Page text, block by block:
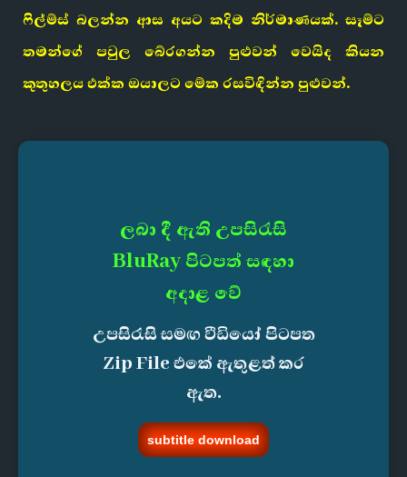
ෆිල්ම්ස් බලන්න ආස අයට කදිම නිර්මාණයක්. සෑම්ට
තමන්ගේ පවුල බේරගන්න පුළුවන් වෙයිද කියන
කුතුහලය එක්ක ඔයාලට මේක රසවිඳින්න පුළුවන්.
ලබා දී ඇති උපසිරැසි
BluRay පිටපත් සඳහා
අදාළ වේ
උපසිරැසි සමඟ වීඩියෝ පිටපත
Zip File එකේ ඇතුළත් කර
ඇත.
subtitle download